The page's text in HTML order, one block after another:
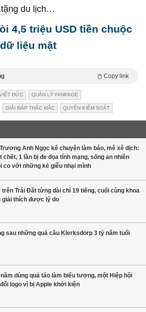
du lịch…
4,5 triệu USD tiền chuộc
liệu mật
Copy link
ĐỨC QUẢN LÝ FANPAGE
GIẢI ĐÁP THẮC MẮC QUYỀN KIỂM SOÁT
Anh Ngọc kể chuyện làm báo, mê xê dịch:
chết, 1 lần bị đe dọa tính mạng, sống an nhiên
co với những kẻ giễu nhại mình
trên Trái Đất từng dài chỉ 19 tiếng, cuối cùng khoa
giải thích được lý do
sau những quả cầu Klerksdorp 3 tỷ năm tuổi
dùng quả táo làm biểu tượng, một Hiệp hội
logo vì bị Apple khởi kiện